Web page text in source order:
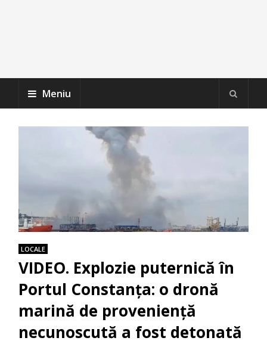
Meniu
LOCALE
VIDEO. Explozie puternică în
Portul Constanța: o dronă
marină de proveniență
necunoscută a fost detonată